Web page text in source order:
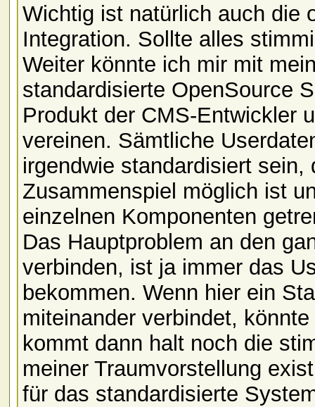
Wichtig ist natürlich auch die
Integration. Sollte alles
Weiter könnte ich mir mit
standardisierte OpenSource
Produkt der CMS-Entwickler
vereinen. Sämtliche
irgendwie standardisiert
Zusammenspiel möglich ist
einzelnen Komponenten
Das Hauptproblem an den
verbinden, ist ja immer das
bekommen. Wenn hier ein
miteinander verbindet,
kommt dann halt noch die
meiner Traumvorstellung
für das standardisierte